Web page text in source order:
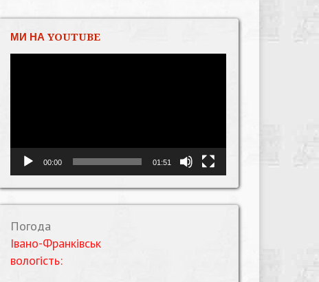
МИ НА YOUTUBE
00:00 01:51
Погода
Івано-Франківськ
вологість: